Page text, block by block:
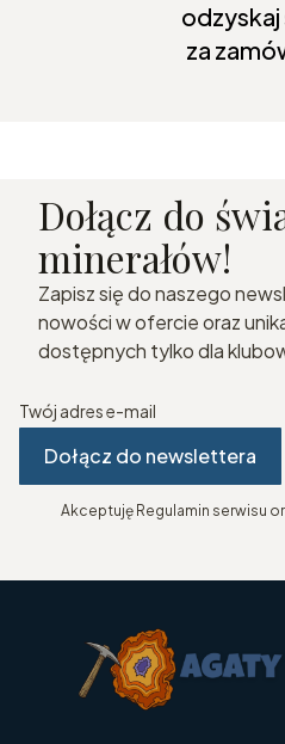
za
Dołącz do
minerałów!
Zapisz się do naszego
nowości w ofercie oraz
dostępnych tylko dla
Twój adres e-mail
Dołącz do newslettera
Akceptuję Regulamin serwisu